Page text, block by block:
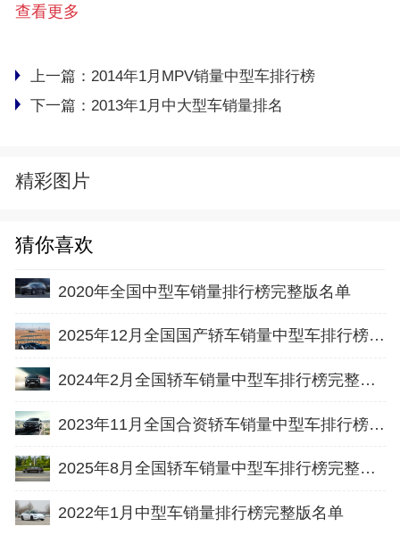
查看更多
上一篇： 2014年1月MPV销量中型车排行榜
下一篇： 2013年1月中大型车销量排名
精彩图片
猜你喜欢
2020年全国中型车销量排行榜完整版名单
2025年12月全国国产轿车销量中型车排行榜完整版(零售量
2024年2月全国轿车销量中型车排行榜完整版(批发量
2023年11月全国合资轿车销量中型车排行榜完整版(零售量
2025年8月全国轿车销量中型车排行榜完整版(出口量
2022年1月中型车销量排行榜完整版名单